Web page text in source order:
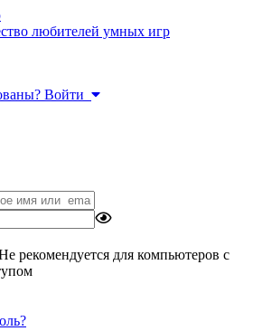
любителей умных игр
Войти
рекомендуется для компьютеров с